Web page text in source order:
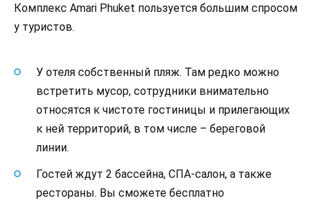
Комплекс Amari Phuket пользуется большим спросом
у туристов.
У отеля собственный пляж. Там редко можно
встретить мусор, сотрудники внимательно
относятся к чистоте гостиницы и прилегающих
к ней территорий, в том числе – береговой
линии.
Гостей ждут 2 бассейна, СПА-салон, а также
рестораны. Вы сможете бесплатно